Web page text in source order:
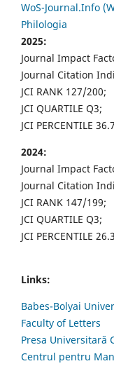
WoS-Journal.Info
Philologia
2025:
Journal Impact
Journal Citation
JCI RANK 127/200;
JCI QUARTILE Q3;
JCI PERCENTILE
2024:
Journal Impact
Journal Citation
JCI RANK 147/199;
JCI QUARTILE Q3;
JCI PERCENTILE
Links:
Babes-Bolyai
Faculty of Letters
Presa Universitară
Centrul pentru